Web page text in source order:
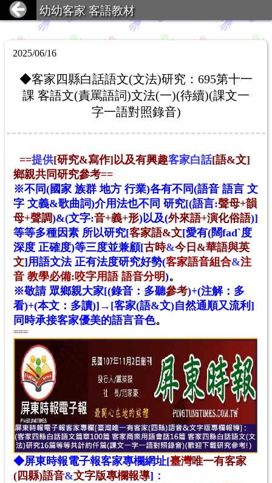
幼幼客家 客語教材
2025/06/16
◆客家四縣白話語文(文法)研究：695第十一
課 客語文(責罵語詞)文法(一)(待續)(課文一
字一語對照錄音)
==提供[研究&寫作]以及有興趣客家白話[語&文]
鄉親共同研究參考==
※不同(國家 族群 地方 行業)各有不同(語音 語言 文
字 文義&歌曲詞)介用法也不同 研究[(語言:聲母+韻
母+聲調)&(文字:音+義+形)以及(外來語+演化俗語)]
等等多種因素 所以研究[客家語&文[愛有(闊fadˋ度
深度 正確度)等三度並兼顧[古時&今日 &華語與英
文]用語文法 正有法度研究好勢(客家語音組合&注
音 教學必備:咬字用語 語音分明)。
※敬請 眾鄉親大家[(錄音：多聽參考)+(注解：多
看)+(本文：多讀)]→[客家(語&文)自然通順又流利]
同時承接客家優美的語言音色。
===
◆屏東時報電子報客家專欄網址[臺灣唯一有客家
(四縣)語音&文字版專欄報導] ：